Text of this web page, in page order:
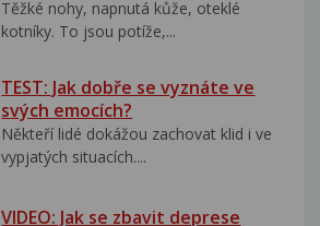
Těžké nohy, napnutá kůže, oteklé
kotníky. To jsou potíže,...
TEST: Jak dobře se vyznáte ve
svých emocích?
Někteří lidé dokážou zachovat klid i ve
vypjatých situacích....
VIDEO: Jak se zbavit deprese